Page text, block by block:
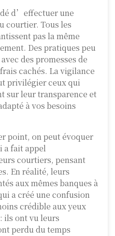
d’effectuer une
courtier. Tous les
pas la même
Des pratiques peu
des promesses de
cachés. La vigilance
privilégier ceux qui
sur leur transparence et
à vos besoins
point, on peut évoquer
a fait appel
courtiers, pensant
En réalité, leurs
aux mêmes banques à
a créé une confusion
crédible aux yeux
ils ont vu leurs
perdu du temps